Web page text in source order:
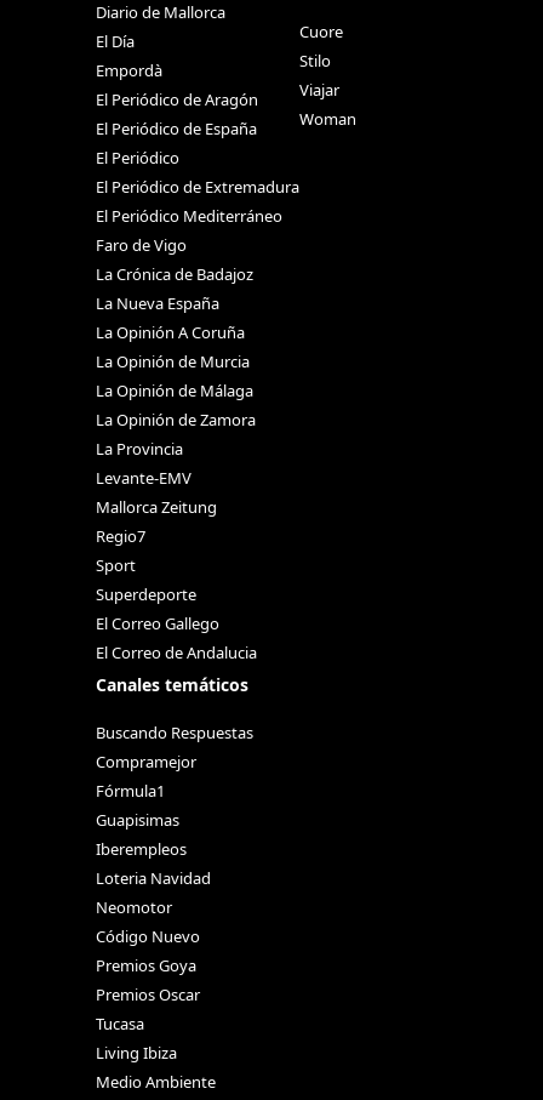
Diario de Mallorca
El Día
Empordà
El Periódico de Aragón
El Periódico de España
El Periódico
El Periódico de Extremadura
El Periódico Mediterráneo
Faro de Vigo
La Crónica de Badajoz
La Nueva España
La Opinión A Coruña
La Opinión de Murcia
La Opinión de Málaga
La Opinión de Zamora
La Provincia
Levante-EMV
Mallorca Zeitung
Regio7
Sport
Superdeporte
El Correo Gallego
El Correo de Andalucia
Canales temáticos
Buscando Respuestas
Compramejor
Fórmula1
Guapisimas
Iberempleos
Loteria Navidad
Neomotor
Código Nuevo
Premios Goya
Premios Oscar
Tucasa
Living Ibiza
Medio Ambiente
Cuore
Stilo
Viajar
Woman